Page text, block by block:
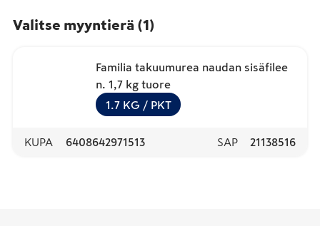
Valitse myyntierä (1 )
Familia takuumurea naudan sisäfilee
n. 1,7 kg tuore
1.7 KG / PKT
KUPA 6408642971513 SAP 21138516